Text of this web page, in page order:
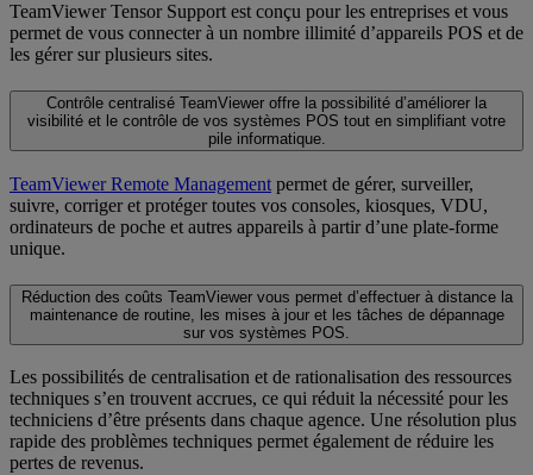
TeamViewer Tensor Support est conçu pour les entreprises et vous
permet de vous connecter à un nombre illimité d’appareils POS et de
les gérer sur plusieurs sites.
Contrôle centralisé TeamViewer offre la possibilité d’améliorer la
visibilité et le contrôle de vos systèmes POS tout en simplifiant votre
pile informatique.
TeamViewer Remote Management permet de gérer, surveiller,
suivre, corriger et protéger toutes vos consoles, kiosques, VDU,
ordinateurs de poche et autres appareils à partir d’une plate-forme
unique.
Réduction des coûts TeamViewer vous permet d’effectuer à distance la
maintenance de routine, les mises à jour et les tâches de dépannage
sur vos systèmes POS.
Les possibilités de centralisation et de rationalisation des ressources
techniques s’en trouvent accrues, ce qui réduit la nécessité pour les
techniciens d’être présents dans chaque agence. Une résolution plus
rapide des problèmes techniques permet également de réduire les
pertes de revenus.